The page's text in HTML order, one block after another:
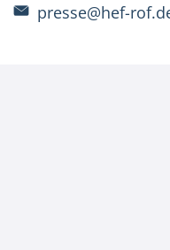
presse@hef-